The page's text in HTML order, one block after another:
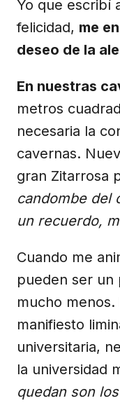
Yo que escribí
felicidad, me
deseo de la
En nuestras
metros
necesaria la
cavernas.
gran Zitarrosa
candombe del
un recuerdo,
Cuando me
pueden ser un
mucho menos.
manifiesto
universitaria,
la universidad
quedan son